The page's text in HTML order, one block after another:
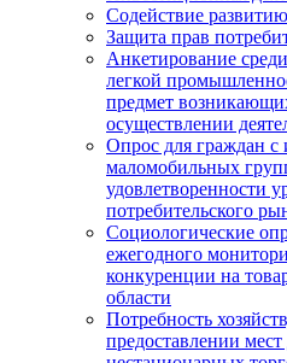
Содействие
Защита прав
Анкетирование
легкой
предмет
осуществлении
Опрос для граждан с
маломобильных
удовлетворенности
потребительского
Социологические
ежегодного
конкуренции на
области
Потребность
предоставлении